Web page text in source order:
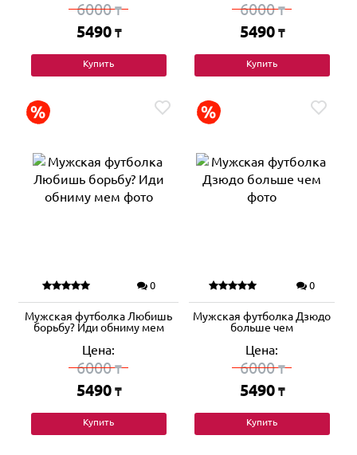
6000₸
5490 ₸
Купить
6000₸
5490 ₸
Купить
0
Мужская футболка Любишь
борьбу? Иди обниму мем
Цена:
6000₸
5490 ₸
Купить
0
Мужская футболка Дзюдо
больше чем
Цена:
6000₸
5490 ₸
Купить